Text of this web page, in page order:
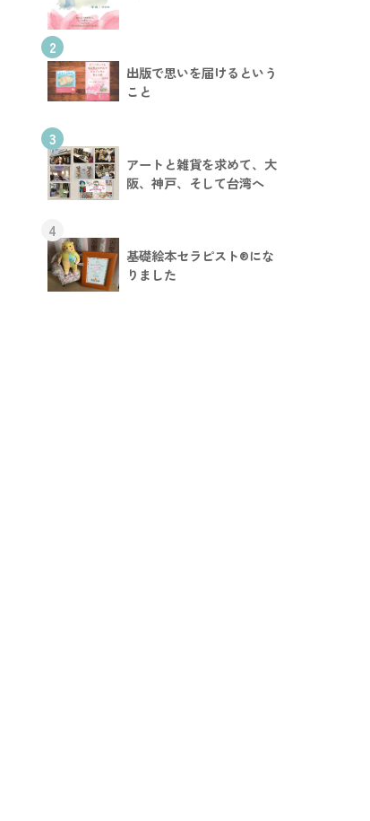
2
出版で思いを届けるという
こと
3
アートと雑貨を求めて、大
阪、神戸、そして台湾へ
4
基礎絵本セラピスト®︎にな
りました